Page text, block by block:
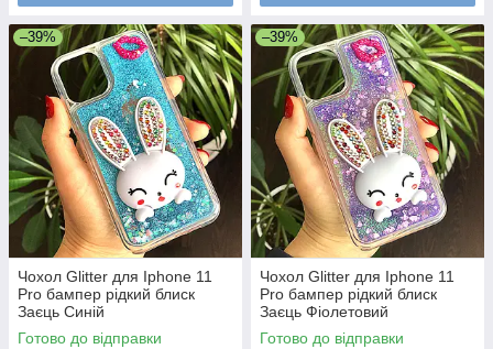
–39%
Чохол Glitter для Iphone 11
Pro бампер рідкий блиск
Заєць Синій
Готово до відправки
–39%
Чохол Glitter для Iphone 11
Pro бампер рідкий блиск
Заєць Фіолетовий
Готово до відправки